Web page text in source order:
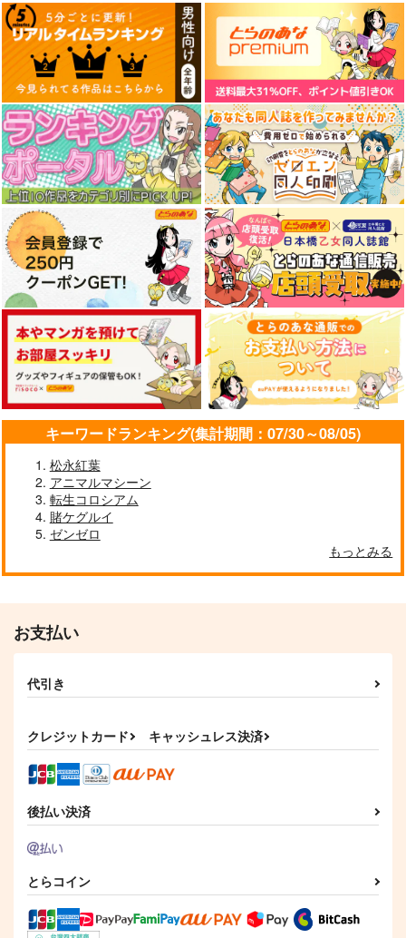
もういいかい、まあだ
だよ。
古唄
629円（税込）
ビビ・オルニティア
サンプル
作品詳細
ぼうけんをはじめまし
た！
NAM
787円（税込）
カミュ
サンプル
作品詳細
高校2年のプラモデル
09
FULLMETAL
MADNESS
715円（税込）
桃園愛七
サンプル
高校2年のプラモデル
FULLMETAL
MADNESS
円（税込）
キーワードランキング(集計期間：07/30～08/05)
松永紅葉
アニマルマシーン
転生コロシアム
賭ケグルイ
ゼンゼロ
もっとみる
お支払い
代引き
クレジットカード キャッシュレス決済
後払い決済
とらコイン